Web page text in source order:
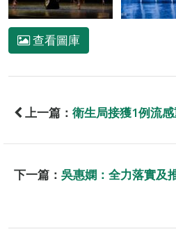
查看圖庫
上一篇： 衛生局接獲1例流
下一篇： 吳惠嫻：全力落實及